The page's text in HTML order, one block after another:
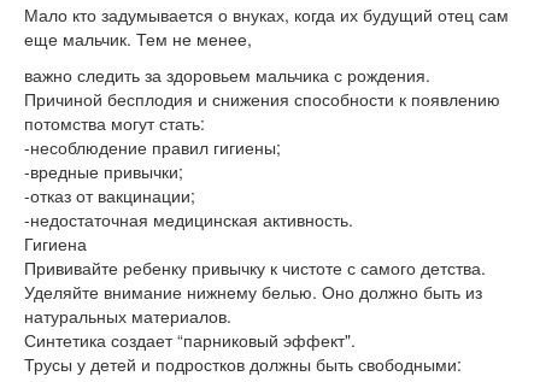
Мало кто задумывается о внуках, когда их будущий отец сам
еще мальчик. Тем не менее,
важно следить за здоровьем мальчика с рождения.
Причиной бесплодия и снижения способности к появлению
потомства могут стать:
-несоблюдение правил гигиены;
-вредные привычки;
-отказ от вакцинации;
-недостаточная медицинская активность.
Гигиена
Прививайте ребенку привычку к чистоте с самого детства.
Уделяйте внимание нижнему белью. Оно должно быть из
натуральных материалов.
Синтетика создает “парниковый эффект".
Трусы у детей и подростков должны быть свободными: